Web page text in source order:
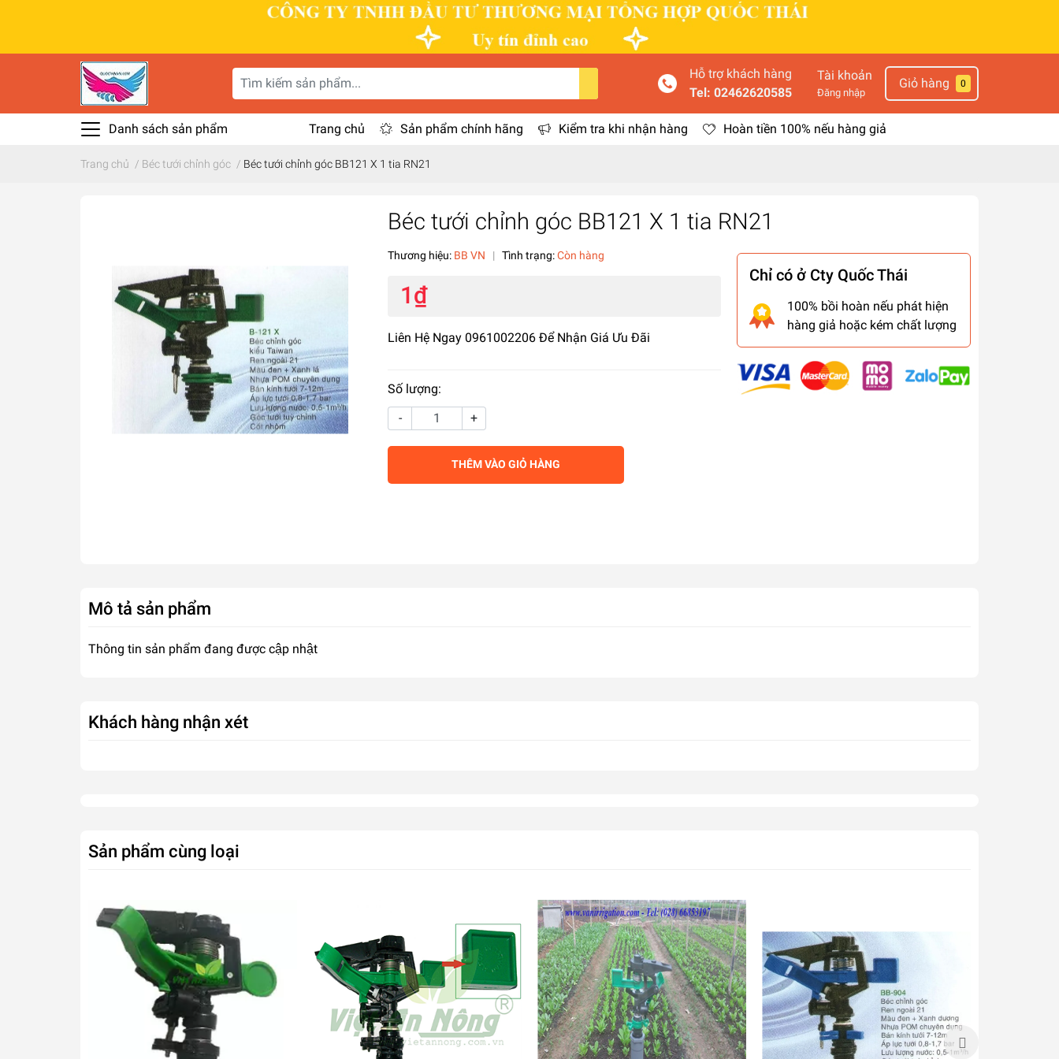
Hỗ trợ khách hàng
Tel: 02462620585
Tài khoản
Đăng nhập
Giỏ hàng 0
Danh sách sản phẩm Trang chủ Sản phẩm chính hãng Kiểm tra khi nhận hàng Hoàn tiền 100% nếu hàng giả
Trang chủ / Béc tưới chỉnh góc / Béc tưới chỉnh góc BB121 X 1 tia RN21
Béc tưới chỉnh góc BB121 X 1 tia RN21
Thương hiệu: BB VN | Tình trạng:Còn hàng
1₫
Liên Hệ Ngay 0961002206 Để Nhận Giá Ưu Đãi
Số lượng:
-
+
THÊM VÀO GIỎ HÀNG
Chỉ có ở Cty Quốc Thái
100% bồi hoàn nếu phát hiện
hàng giả hoặc kém chất lượng
Mô tả sản phẩm
Thông tin sản phẩm đang được cập nhật
Khách hàng nhận xét
Sản phẩm cùng loại